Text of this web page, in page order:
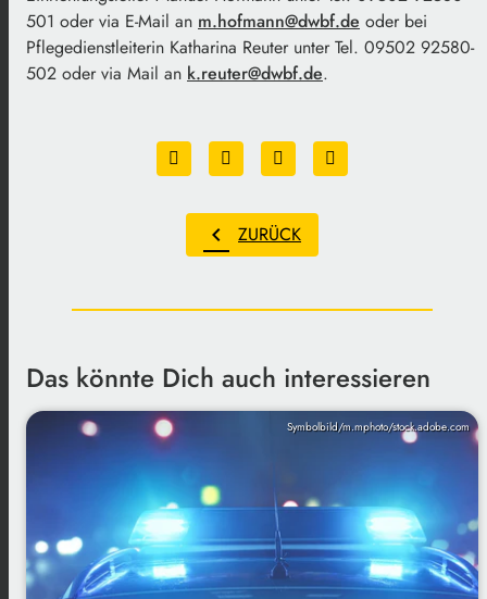
501 oder via E-Mail an m.hofmann@dwbf.de oder bei
Pflegedienstleiterin Katharina Reuter unter Tel. 09502 92580-
502 oder via Mail an k.reuter@dwbf.de.
chevron_left ZURÜCK
Das könnte Dich auch interessieren
Symbolbild/m.mphoto/stock.adobe.com